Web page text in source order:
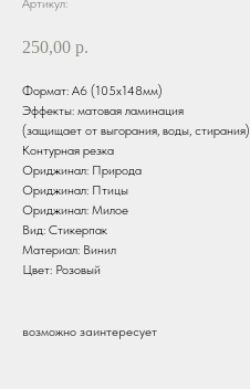
Артикул:
250,00 р.
Формат: А6 (105х148мм)
Эффекты: матовая ламинация
(защищает от выгорания, воды, стирания)
Контурная резка
Ориджинал: Природа
Ориджинал: Птицы
Ориджинал: Милое
Вид: Стикерпак
Материал: Винил
Цвет: Розовый
возможно заинтересует